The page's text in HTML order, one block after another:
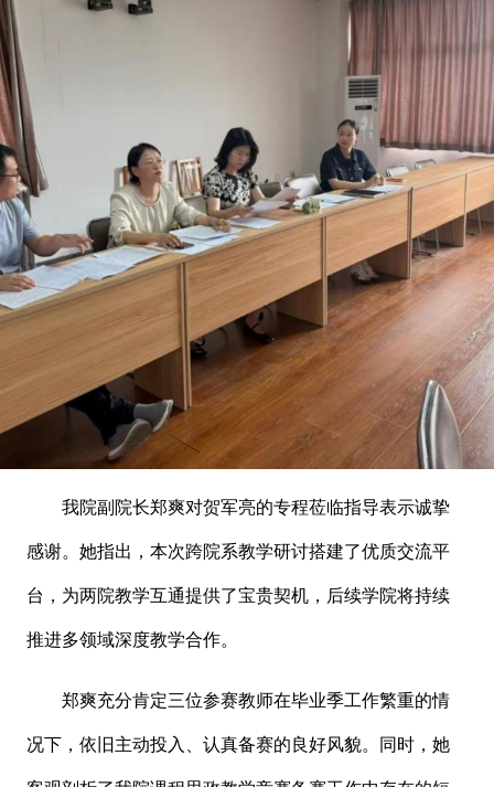
我院副院长郑爽对贺军亮的专程莅临指导表示诚挚
感谢。她指出，本次跨院系教学研讨搭建了优质交流平
台，为两院教学互通提供了宝贵契机，后续学院将持续
推进多领域深度教学合作。
郑爽充分肯定三位参赛教师在毕业季工作繁重的情
况下，依旧主动投入、认真备赛的良好风貌。同时，她